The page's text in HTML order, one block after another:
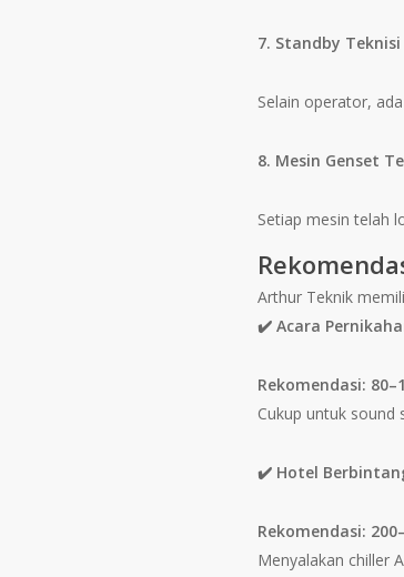
7. Standby
Selain operator, ada
8. Mesin Genset
Setiap mesin telah
Arthur Teknik
✔️ Acara
Rekomendasi:
Cukup untuk sound
✔️ Hotel
Rekomendasi:
Menyalakan chiller